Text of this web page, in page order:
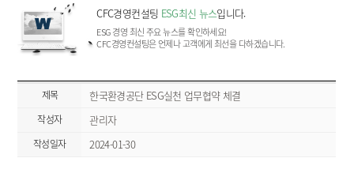
CFC경영컨설팅 ESG최신 뉴스입니다.
ESG 경영 최신 주요 뉴스를 확인하세요!
CFC경영컨설팅은 언제나 고객에게 최선을 다하겠습니다.
제목 한국환경공단 ESG실천 업무협약 체결
작성자 관리자
작성일자 2024-01-30